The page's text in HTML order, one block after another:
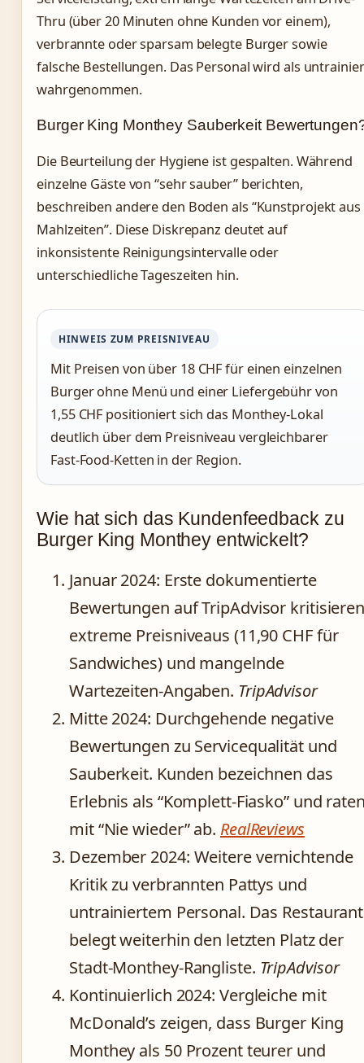
Thru (über 20 Minuten ohne Kunden vor einem),
verbrannte oder sparsam belegte Burger sowie
falsche Bestellungen. Das Personal wird als
wahrgenommen.
Burger King Monthey Sauberkeit
Die Beurteilung der Hygiene ist gespalten. Während
einzelne Gäste von “sehr sauber” berichten,
beschreiben andere den Boden als “Kunstprojekt aus
Mahlzeiten”. Diese Diskrepanz deutet auf
inkonsistente Reinigungsintervalle oder
unterschiedliche Tageszeiten hin.
HINWEIS ZUM PREISNIVEAU
Mit Preisen von über 18 CHF für einen einzelnen
Burger ohne Menü und einer Liefergebühr von
1,55 CHF positioniert sich das Monthey-Lokal
deutlich über dem Preisniveau vergleichbarer
Fast-Food-Ketten in der Region.
Wie hat sich das Kundenfeedback zu
Burger King Monthey entwickelt?
Januar 2024: Erste dokumentierte
Bewertungen auf TripAdvisor
extreme Preisniveaus (11,90 CHF für
Sandwiches) und mangelnde
Wartezeiten-Angaben. TripAdvisor
Mitte 2024: Durchgehende negative
Bewertungen zu Servicequalität und
Sauberkeit. Kunden bezeichnen das
Erlebnis als “Komplett-Fiasko” und
mit “Nie wieder” ab. RealReviews
Dezember 2024: Weitere vernichtende
Kritik zu verbrannten Pattys und
untrainiertem Personal. Das Restaurant
belegt weiterhin den letzten Platz der
Stadt-Monthey-Rangliste. TripAdvisor
Kontinuierlich 2024: Vergleiche mit
McDonald’s zeigen, dass Burger King
Monthey als 50 Prozent teurer und